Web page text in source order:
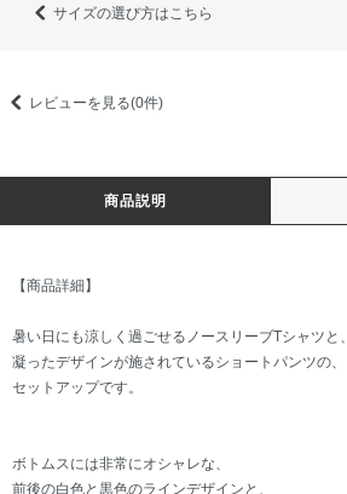
サイズの選び方はこちら
レビューを見る(0件)
商品説明
【商品詳細】
暑い日にも涼しく過ごせるノースリーブTシャツと、
凝ったデザインが施されているショートパンツの、
セットアップです。
ボトムスには非常にオシャレな、
前後の白色と黒色のラインデザインと、